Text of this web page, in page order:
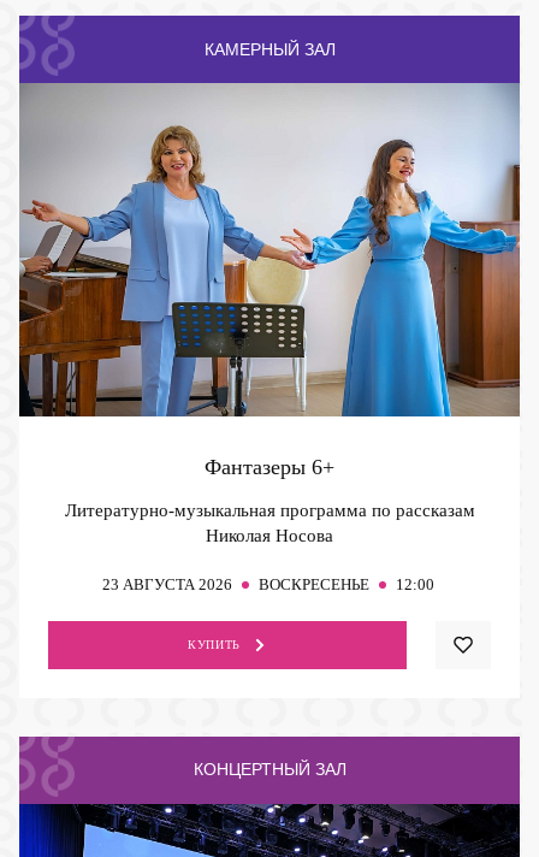
КАМЕРНЫЙ ЗАЛ
Фантазеры 6+
Литературно-музыкальная программа по рассказам
Николая Носова
23 АВГУСТА 2026 ВОСКРЕСЕНЬЕ 12:00
КУПИТЬ
КОНЦЕРТНЫЙ ЗАЛ